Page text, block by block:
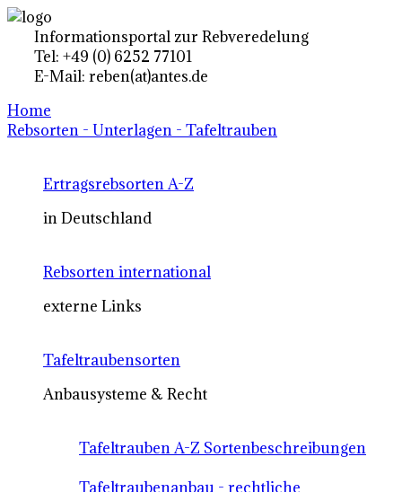
Informationsportal zur Rebveredelung
Tel: +49 (0) 6252 77101
E-Mail: reben(at)antes.de
Home
Rebsorten - Unterlagen - Tafeltrauben
Ertragsrebsorten A-Z
in Deutschland
Rebsorten international
externe Links
Tafeltraubensorten
Anbausysteme & Recht
Tafeltrauben A-Z Sortenbeschreibungen
Tafeltraubenanbau - rechtliche